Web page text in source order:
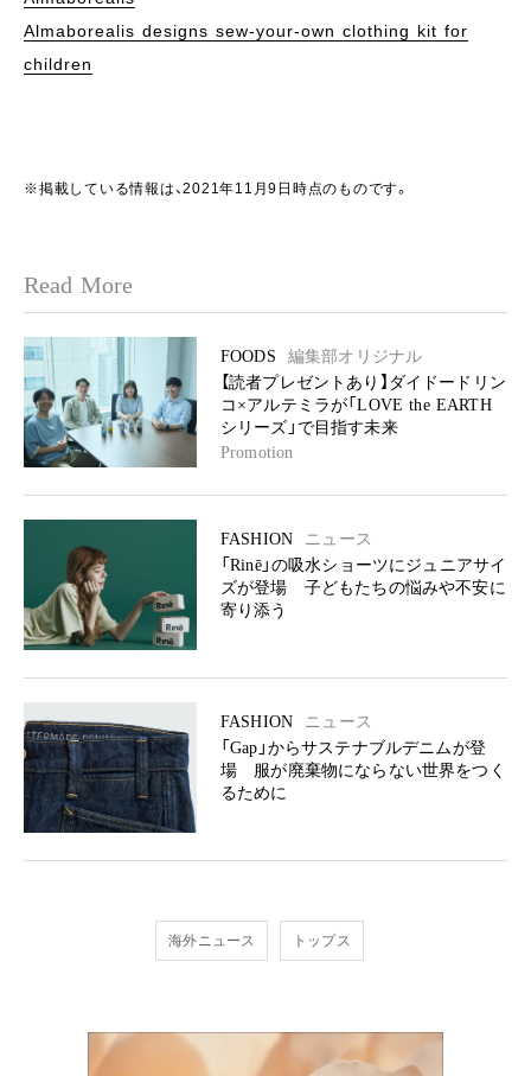
Almaborealis designs sew-your-own clothing kit for
children
※掲載している情報は、2021年11月9日時点のものです。
Read More
FOODS
編集部オリジナル
【読者プレゼントあり】ダイドードリン
コ×アルテミラが「LOVE the EARTH
シリーズ」で目指す未来
Promotion
FASHION
ニュース
「Rinē」の吸水ショーツにジュニアサイ
ズが登場 子どもたちの悩みや不安に
寄り添う
FASHION
ニュース
「Gap」からサステナブルデニムが登
場 服が廃棄物にならない世界をつく
るために
海外ニュース トップス